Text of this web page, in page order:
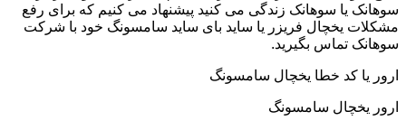
سوهانک یا سوهانک زندگی می کنید پیشنهاد می کنیم که برای رفع
مشکلات یخچال فریزر یا ساید بای ساید سامسونگ خود با شرکت
سوهانک تماس بگیرید.
ارور یا کد خطا یخچال سامسونگ
ارور یخچال سامسونگ